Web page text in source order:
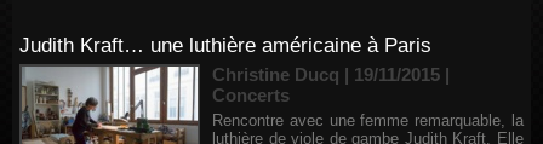
Judith Kraft… une luthière américaine à Paris
Christine Ducq | 19/11/2015 |
Concerts
Rencontre avec une femme remarquable, la
luthière de viole de gambe Judith Kraft. Elle